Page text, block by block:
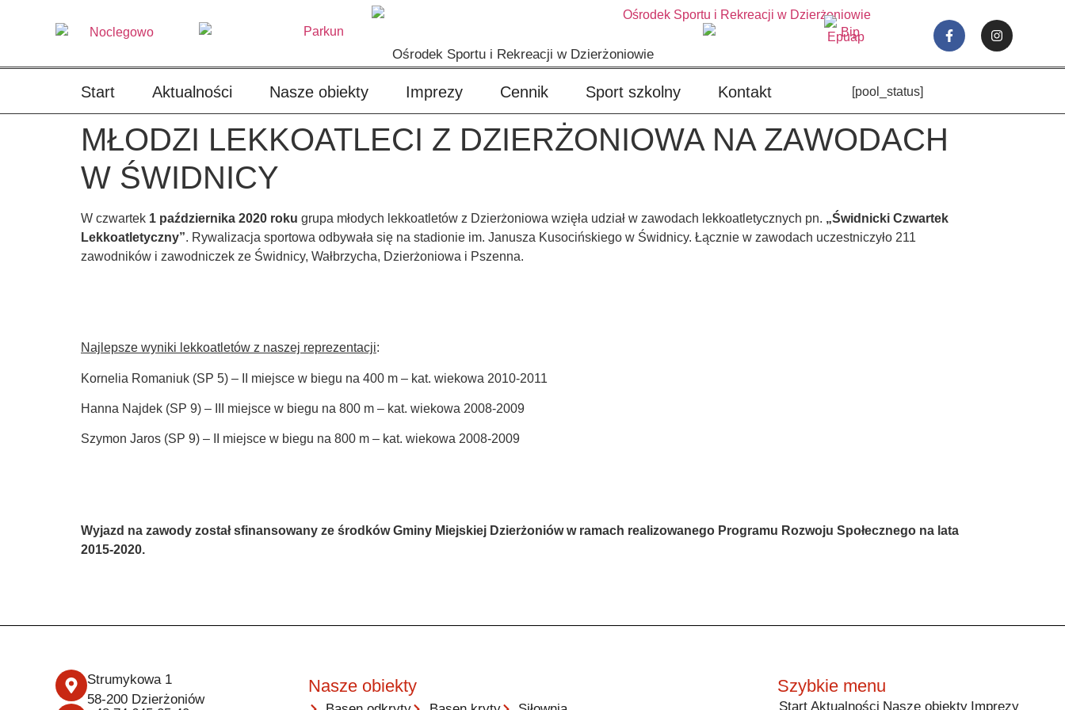
Ośrodek Sportu i Rekreacji w Dzierżoniowie
Start Aktualności Nasze obiekty Imprezy Cennik Sport szkolny Kontakt [pool_status]
MŁODZI LEKKOATLECI Z DZIERŻONIOWA NA ZAWODACH
W ŚWIDNICY
W czwartek 1 października 2020 roku grupa młodych lekkoatletów z Dzierżoniowa wzięła udział w zawodach lekkoatletycznych pn. „Świdnicki Czwartek
Lekkoatletyczny”. Rywalizacja sportowa odbywała się na stadionie im. Janusza Kusocińskiego w Świdnicy. Łącznie w zawodach uczestniczyło 211
zawodników i zawodniczek ze Świdnicy, Wałbrzycha, Dzierżoniowa i Pszenna.
Najlepsze wyniki lekkoatletów z naszej reprezentacji:
Kornelia Romaniuk (SP 5) – II miejsce w biegu na 400 m – kat. wiekowa 2010-2011
Hanna Najdek (SP 9) – III miejsce w biegu na 800 m – kat. wiekowa 2008-2009
Szymon Jaros (SP 9) – II miejsce w biegu na 800 m – kat. wiekowa 2008-2009
Wyjazd na zawody został sfinansowany ze środków Gminy Miejskiej Dzierżoniów w ramach realizowanego Programu Rozwoju Społecznego na lata
2015-2020.
Strumykowa 1
58-200 Dzierżoniów
Nasze obiekty Szybkie menu
Start Aktualności Nasze obiekty Imprezy